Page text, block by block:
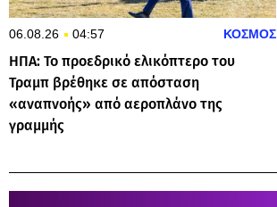
06.08.26 04:57 ΚΟΣΜΟΣ
ΗΠΑ: Το προεδρικό ελικόπτερο του
Τραμπ βρέθηκε σε απόσταση
«αναπνοής» από αεροπλάνο της
γραμμής